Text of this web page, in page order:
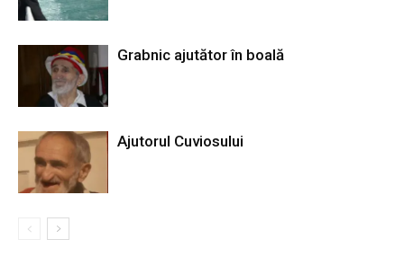
Grabnic ajutător în boală
Ajutorul Cuviosului